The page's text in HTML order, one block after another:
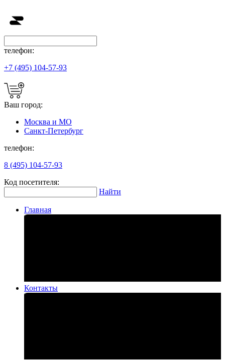
телефон:
+7 (495) 104-57-93
Ваш город:
Москва и МО
Санкт-Петербург
телефон:
8 (495) 104-57-93
Код посетителя:
Найти
Главная
Контакты